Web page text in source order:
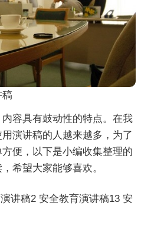
稿
容具有鼓动性的特点。在我
演讲稿的人越来越多，为了
便，以下是小编收集整理的
希望大家能够喜欢。
讲稿2 安全教育演讲稿13 安